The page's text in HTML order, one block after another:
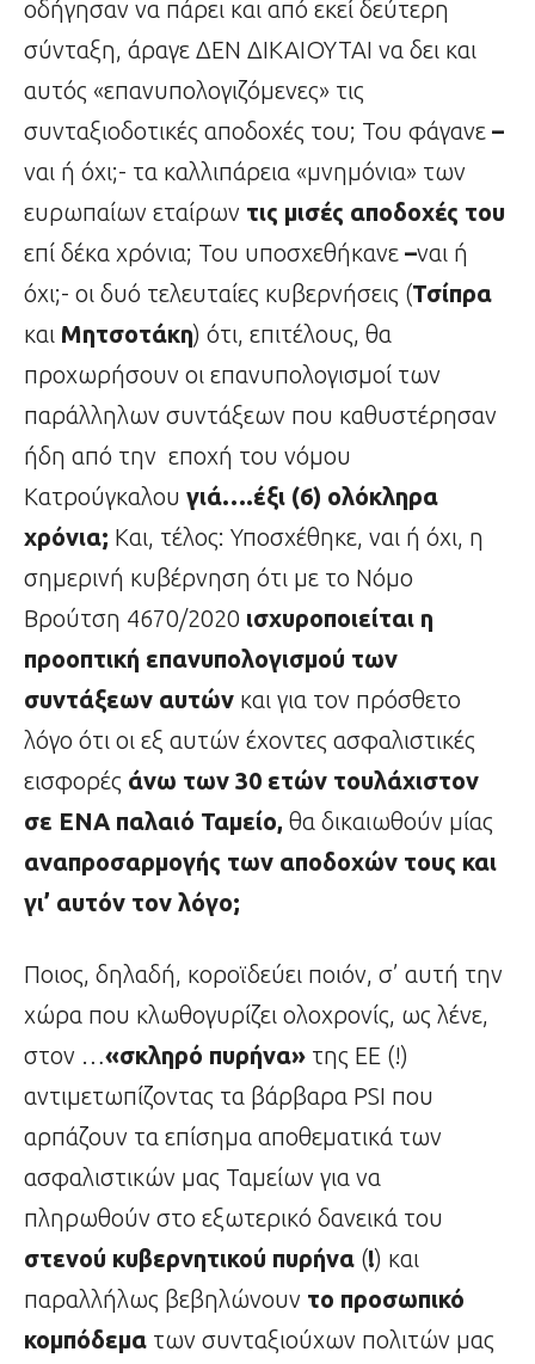
οδήγησαν να πάρει και από εκεί δεύτερη
σύνταξη, άραγε ΔΕΝ ΔΙΚΑΙΟΥΤΑΙ να δει και
αυτός «επανυπολογιζόμενες» τις
συνταξιοδοτικές αποδοχές του; Του φάγανε –
ναι ή όχι;- τα καλλιπάρεια «μνημόνια» των
ευρωπαίων εταίρων τις μισές αποδοχές του
επί δέκα χρόνια; Του υποσχεθήκανε –ναι ή
όχι;- οι δυό τελευταίες κυβερνήσεις (Τσίπρα
και Μητσοτάκη) ότι, επιτέλους, θα
προχωρήσουν οι επανυπολογισμοί των
παράλληλων συντάξεων που καθυστέρησαν
ήδη από την εποχή του νόμου
Κατρούγκαλου γιά….έξι (6) ολόκληρα
χρόνια; Και, τέλος: Υποσχέθηκε, ναι ή όχι, η
σημερινή κυβέρνηση ότι με το Νόμο
Βρούτση 4670/2020 ισχυροποιείται η
προοπτική επανυπολογισμού των
συντάξεων αυτών και για τον πρόσθετο
λόγο ότι οι εξ αυτών έχοντες ασφαλιστικές
εισφορές άνω των 30 ετών τουλάχιστον
σε ΕΝΑ παλαιό Ταμείο, θα δικαιωθούν μίας
αναπροσαρμογής των αποδοχών τους και
γι’ αυτόν τον λόγο;
Ποιος, δηλαδή, κοροϊδεύει ποιόν, σ’ αυτή την
χώρα που κλωθογυρίζει ολοχρονίς, ως λένε,
στον …«σκληρό πυρήνα» της ΕΕ (!)
αντιμετωπίζοντας τα βάρβαρα PSI που
αρπάζουν τα επίσημα αποθεματικά των
ασφαλιστικών μας Ταμείων για να
πληρωθούν στο εξωτερικό δανεικά του
στενού κυβερνητικού πυρήνα (!) και
παραλλήλως βεβηλώνουν το προσωπικό
κομπόδεμα των συνταξιούχων πολιτών μας